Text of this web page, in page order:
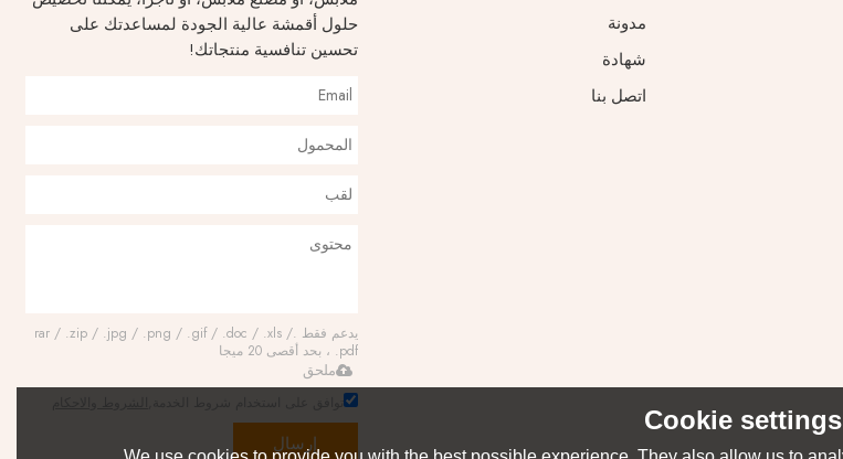
مدونة
شهادة
اتصل بنا
حلول أقمشة عالية الجودة لمساعدتك على
تحسين تنافسية منتجاتك!
يدعم فقط .rar / .zip / .jpg / .png / .gif / .doc / .xls /
.pdf ، بحد أقصى 20 ميجا
ملحق
توافق على استخدام شروط الخدمة,
إرسال
Cookie settings